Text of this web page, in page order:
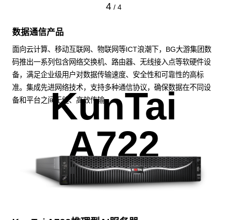
4 / 4
数据通信产品
面向云计算、移动互联网、物联网等ICT浪潮下，BG大游集团数
码推出一系列包含网络交换机、路由器、无线接入点等软硬件设
备，满足企业级用户对数据传输速度、安全性和可靠性的高标
准。集成先进网络技术，支持多种通信协议，确保数据在不同设
备和平台之间无缝、高效传输。
KunTai
A722